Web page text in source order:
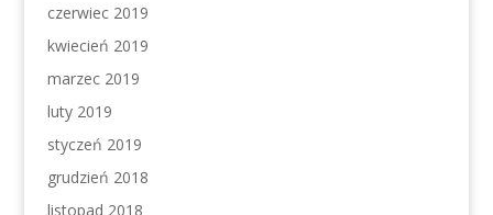
czerwiec 2019
kwiecień 2019
marzec 2019
luty 2019
styczeń 2019
grudzień 2018
listopad 2018